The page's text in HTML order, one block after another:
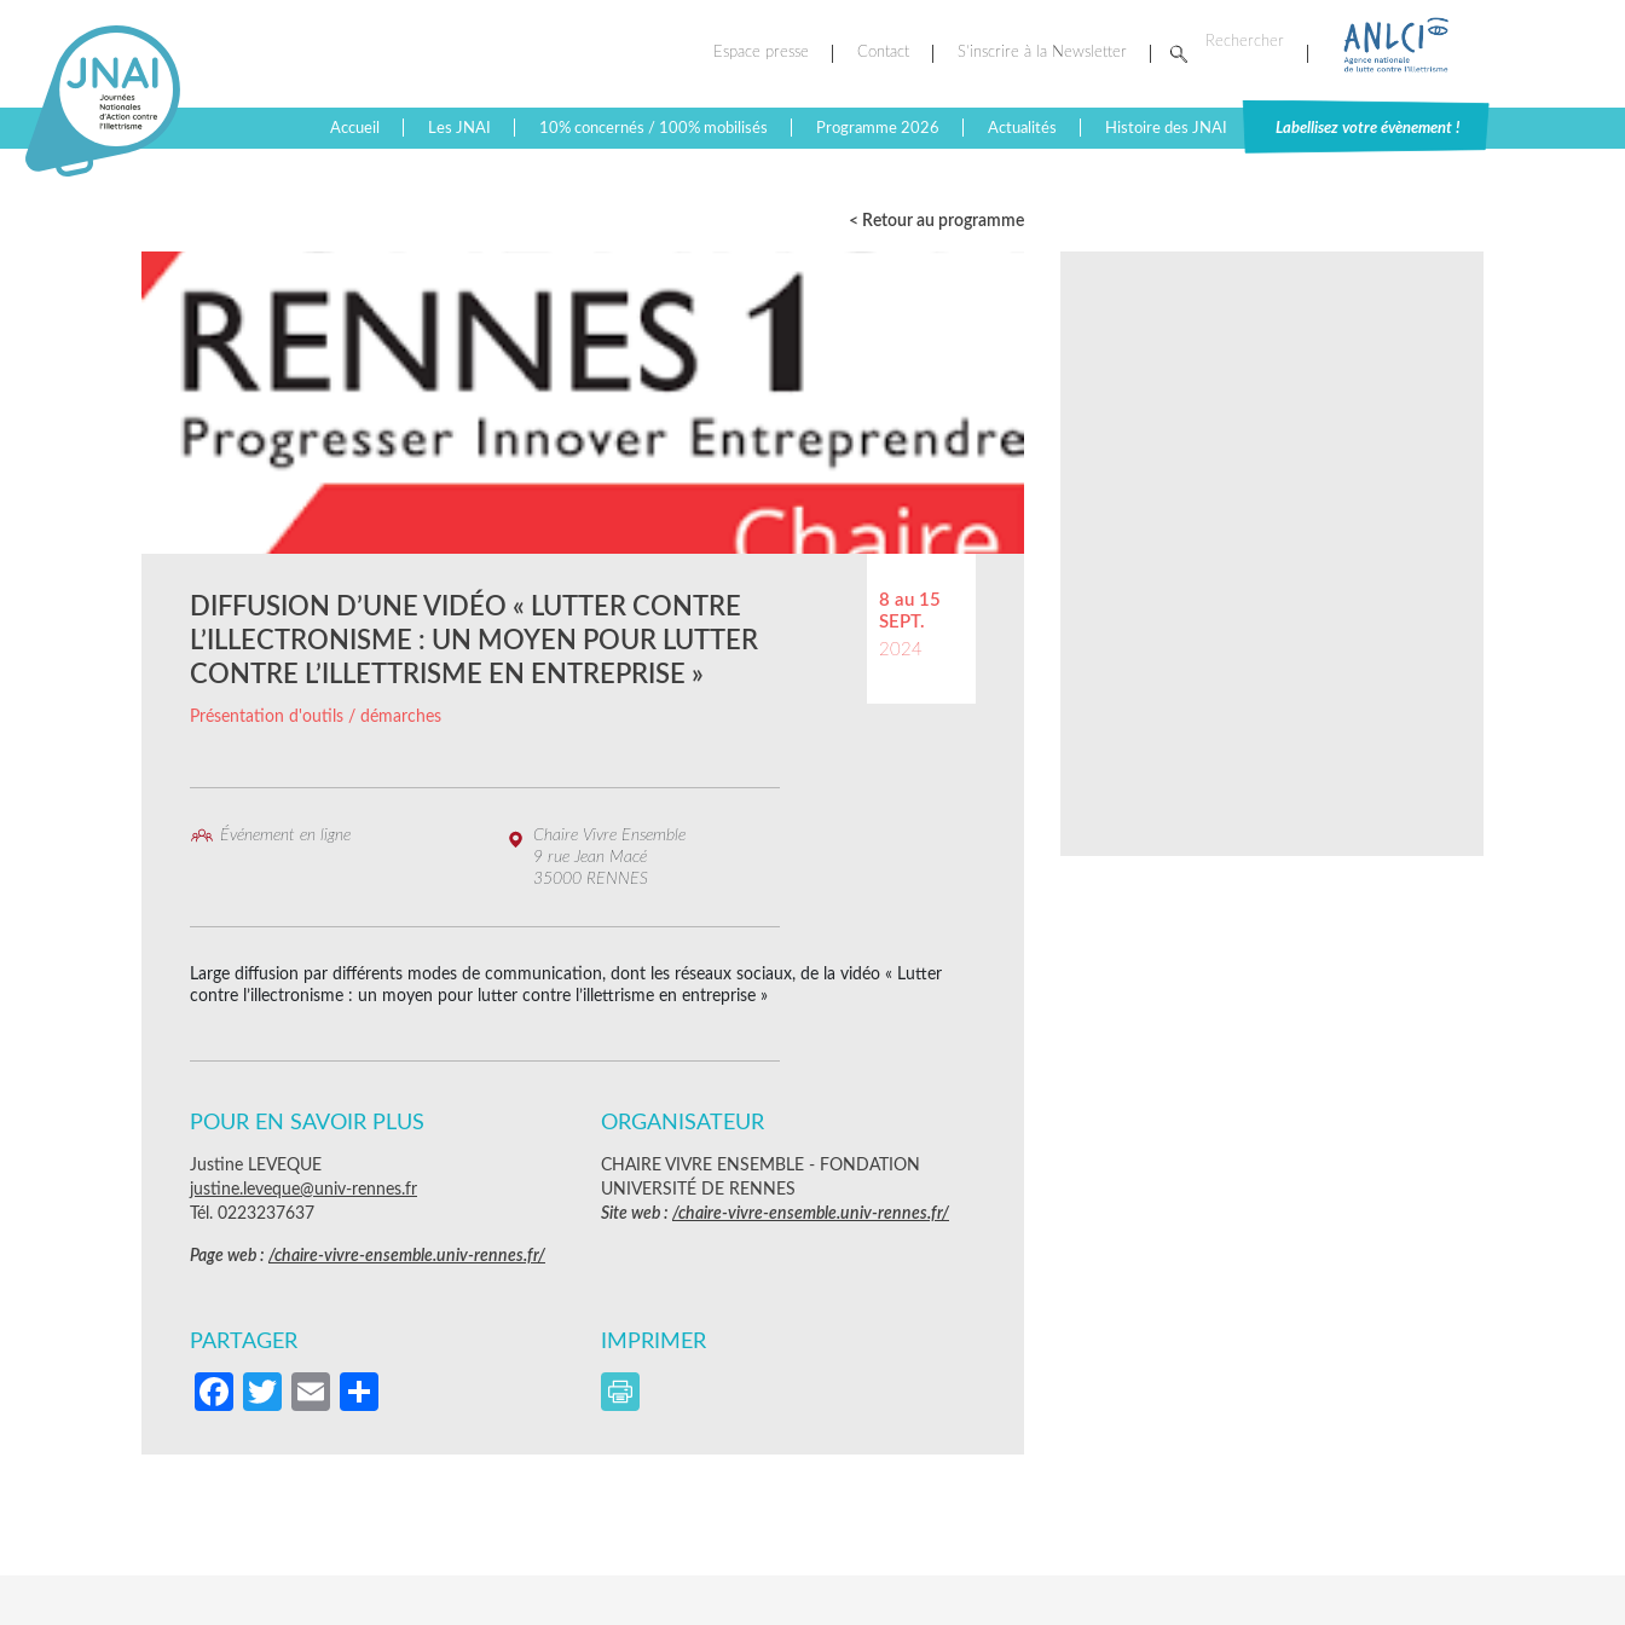
Espace presse Contact S’inscrire à la Newsletter
Accueil Les JNAI 10% concernés / 100% mobilisés Programme 2026 Actualités Histoire des JNAI Labellisez votre évènement !
< Retour au programme
8 au 15
SEPT.
2024
DIFFUSION D’UNE VIDÉO « LUTTER CONTRE
L’ILLECTRONISME : UN MOYEN POUR LUTTER
CONTRE L’ILLETTRISME EN ENTREPRISE »
Présentation d'outils / démarches
Événement en ligne
Chaire Vivre Ensemble
9 rue Jean Macé
35000 RENNES
Large diffusion par différents modes de communication, dont les réseaux sociaux, de la vidéo « Lutter
contre l’illectronisme : un moyen pour lutter contre l’illettrisme en entreprise »
POUR EN SAVOIR PLUS
Justine LEVEQUE
justine.leveque@univ-rennes.fr
Tél. 0223237637
Page web : /chaire-vivre-ensemble.univ-rennes.fr/
ORGANISATEUR
CHAIRE VIVRE ENSEMBLE - FONDATION
UNIVERSITÉ DE RENNES
Site web : /chaire-vivre-ensemble.univ-rennes.fr/
PARTAGER
Facebook
Twitter
Email
IMPRIMER